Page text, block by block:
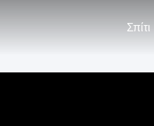
Σπίτι